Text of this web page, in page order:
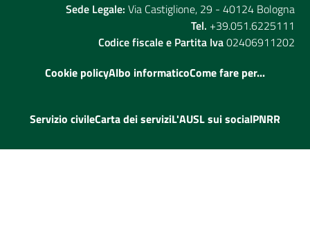
Sede Legale: Via Castiglione, 29 - 40124 Bologna
Tel. +39.051.6225111
Codice fiscale e Partita Iva02406911202
Cookie policyAlbo informaticoCome fare per...
Servizio civileCarta dei serviziL'AUSL sui socialPNRR